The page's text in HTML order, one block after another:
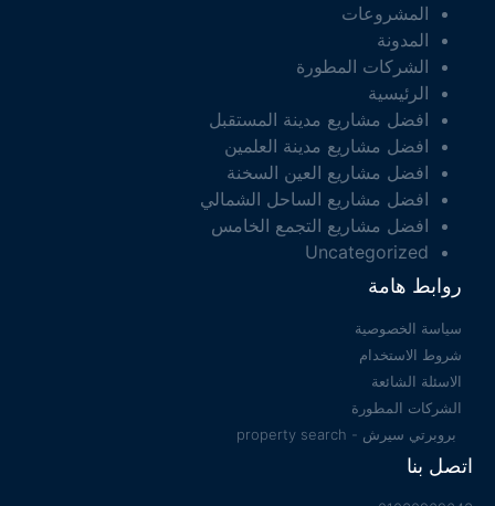
المشروعات
المدونة
الشركات المطورة
الرئيسية
افضل مشاريع مدينة المستقبل
افضل مشاريع مدينة العلمين
افضل مشاريع العين السخنة
افضل مشاريع الساحل الشمالي
افضل مشاريع التجمع الخامس
Uncategorized
روابط هامة
سياسة الخصوصية
شروط الاستخدام
الاسئلة الشائعة
الشركات المطورة
بروبرتي سيرش - property search
اتصل بنا